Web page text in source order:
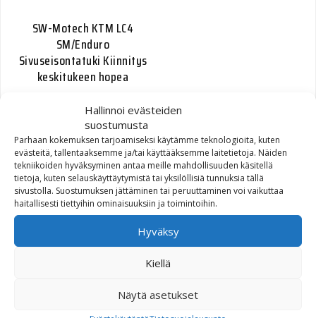
Hallinnoi evästeiden
suostumusta
Parhaan kokemuksen tarjoamiseksi käytämme teknologioita, kuten
evästeitä, tallentaaksemme ja/tai käyttääksemme laitetietoja. Näiden
tekniikoiden hyväksyminen antaa meille mahdollisuuden käsitellä
tietoja, kuten selauskäyttäytymistä tai yksilöllisiä tunnuksia tällä
sivustolla. Suostumuksen jättäminen tai peruuttaminen voi vaikuttaa
haitallisesti tiettyihin ominaisuuksiin ja toimintoihin.
Hyväksy
Kiellä
Näytä asetukset
SW-Motech KTM LC4
SM/Enduro
Sivuseisontatuki Kiinnitys
keskitukeen hopea
140,00€